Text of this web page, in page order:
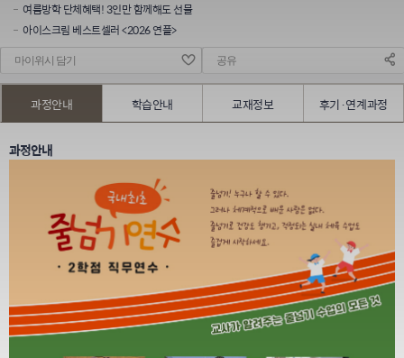
여름방학 단체혜택! 3인만 함께해도 선물
아이스크림 베스트셀러 <2026 연플>
마이위시 담기 공유
과정안내 학습안내 교재정보 후기·연계과정
과정안내